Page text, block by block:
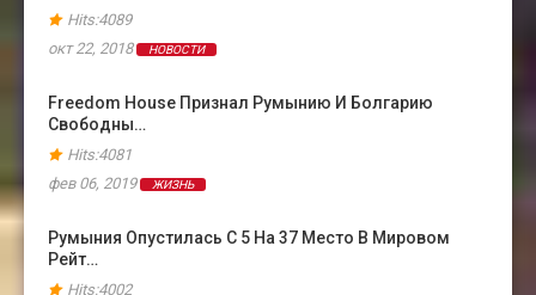
Hits:4089
окт 22, 2018
НОВОСТИ
Freedom House Признал Румынию И Болгарию
Свободны…
Hits:4081
фев 06, 2019
ЖИЗНЬ
Румыния Опустилась С 5 На 37 Место В Мировом
Рейт…
Hits:4002